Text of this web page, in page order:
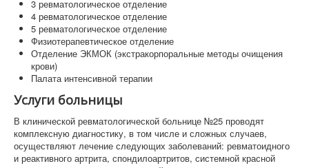
3 ревматологическое отделение
4 ревматологическое отделение
5 ревматологическое отделение
Физиотерапевтическое отделение
Отделение ЭКМОК (экстракорпоральные методы очищения
крови)
Палата интенсивной терапии
Услуги больницы
В клинической ревматологической больнице №25 проводят
комплексную диагностику, в том числе и сложных случаев,
осуществляют лечение следующих заболеваний: ревматоидного
и реактивного артрита, спондилоартритов, системной красной